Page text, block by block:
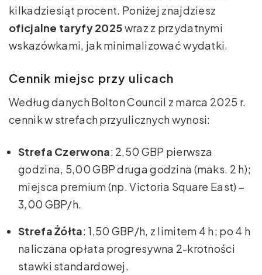
kilkadziesiąt procent. Poniżej znajdziesz
oficjalne taryfy 2025wraz z przydatnymi
wskazówkami, jak minimalizować wydatki.
Cennik miejsc przy ulicach
Według danych Bolton Council z marca 2025 r.
cennik w strefach przyulicznych wynosi:
Strefa Czerwona: 2,50 GBP pierwsza
godzina, 5,00 GBP druga godzina (maks. 2 h);
miejsca premium (np. Victoria Square East) –
3,00 GBP/h.
Strefa Żółta: 1,50 GBP/h, z limitem 4 h; po 4 h
naliczana opłata progresywna 2-krotności
stawki standardowej.